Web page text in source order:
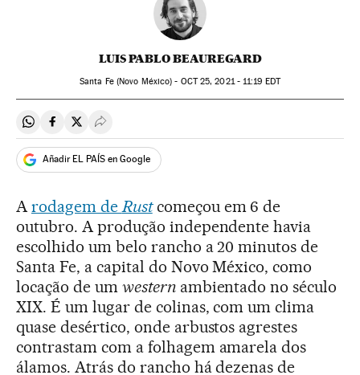
LUIS PABLO BEAUREGARD
Santa Fe (Novo México) - OCT25, 2021 - 11:19 EDT
Compartir en Whatsapp
Compartir en Facebook
Compartir en Twitter
Desplegar Redes Sociales
Añadir EL PAÍS en Google
Arodagem deRustcomeçou em 6 de
outubro. A produção independente havia
escolhido um belo rancho a 20 minutos de
Santa Fe, a capital do Novo México, como
locação de um westernambientado no século
XIX. É um lugar de colinas, com um clima
quase desértico, onde arbustos agrestes
contrastam com a folhagem amarela dos
álamos. Atrás do rancho há dezenas de